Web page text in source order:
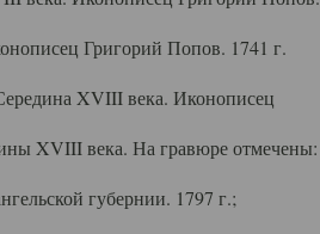
Григорий Попов. 1741 г.
XVIII века. Иконописец
XVIII века. На гравюре отмечены:
губернии. 1797 г.;